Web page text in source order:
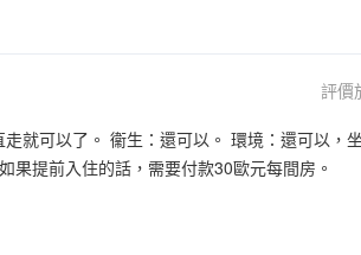
評價
就可以了。 衞生：還可以。 環境：還可以，
果提前入住的話，需要付款30歐元每間房。